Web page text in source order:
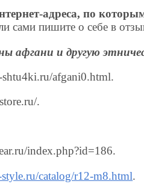
адреса, по
сами пишите о себе в
афгани и другую
afgani0.html.
.
index.php?id=186.
catalog/r12-m8.html.